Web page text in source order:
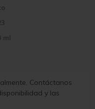
ml
Contáctanos
y las